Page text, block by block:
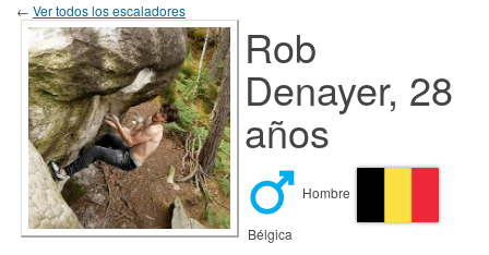
← Ver todos los escaladores
Rob
Denayer, 28
años
Hombre
Bélgica